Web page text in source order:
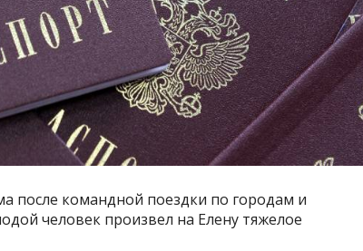
после командной поездки по городам и
человек произвел на Елену тяжелое